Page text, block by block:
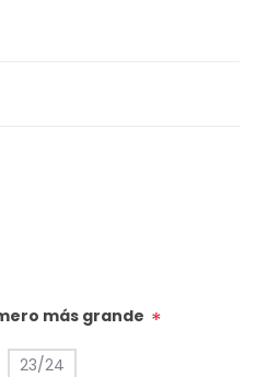
más grande *
23/24